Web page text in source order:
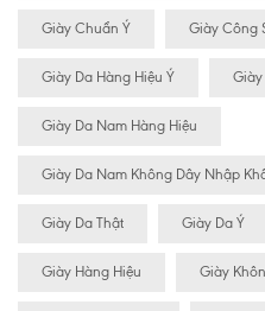
Giày Chuẩn Ý Giày Công
Giày Da Hàng Hiệu Ý Giày
Giày Da Nam Hàng Hiệu
Giày Da Nam Không Dây Nhập
Giày Da Thật Giày Da Ý
Giày Hàng Hiệu Giày